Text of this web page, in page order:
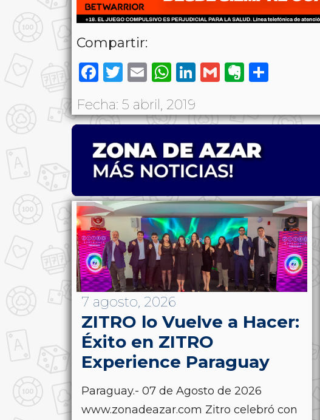
Compartir:
Facebook
Twitter
EmailWhatsApp
LinkedIn
GmailEvernote
Fecha: 5 abril, 2019
7 agosto, 2026
ZITRO lo Vuelve a Hacer:
Éxito en ZITRO
Experience Paraguay
Paraguay.- 07 de Agosto de 2026
www.zonadeazar.com Zitro celebró con